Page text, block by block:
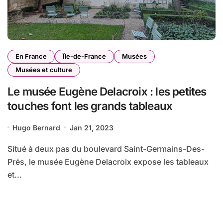
En France Île-de-France
Musées
Musées et culture
Le musée Eugène Delacroix : les petites
touches font les grands tableaux
Hugo Bernard Jan 21, 2023
Situé à deux pas du boulevard Saint-Germains-Des-
Prés, le musée Eugène Delacroix expose les tableaux
et...